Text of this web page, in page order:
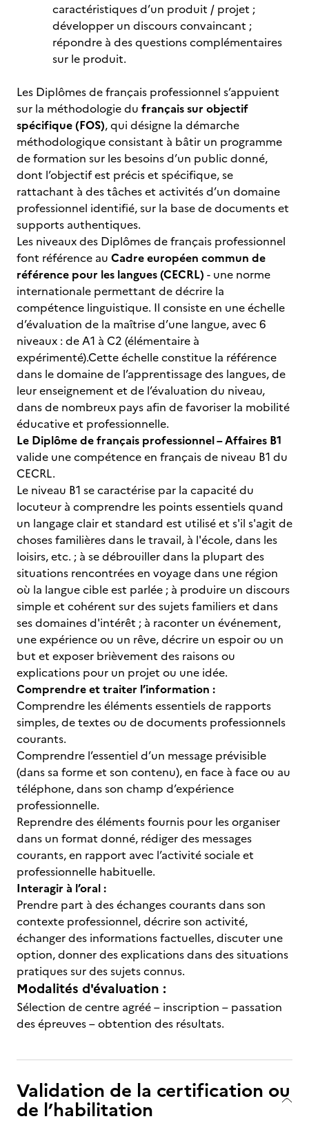
caractéristiques d’un produit / projet ;
développer un discours convaincant ;
répondre à des questions complémentaires
sur le produit.
Les Diplômes de français professionnel s’appuient
sur la méthodologie du français sur objectif
spécifique (FOS), qui désigne la démarche
méthodologique consistant à bâtir un programme
de formation sur les besoins d’un public donné,
dont l’objectif est précis et spécifique, se
rattachant à des tâches et activités d’un domaine
professionnel identifié, sur la base de documents et
supports authentiques.
Les niveaux des Diplômes de français professionnel
font référence au Cadre européen commun de
référence pour les langues (CECRL) - une norme
internationale permettant de décrire la
compétence linguistique. Il consiste en une échelle
d’évaluation de la maîtrise d’une langue, avec 6
niveaux : de A1 à C2 (élémentaire à
expérimenté).Cette échelle constitue la référence
dans le domaine de l’apprentissage des langues, de
leur enseignement et de l’évaluation du niveau,
dans de nombreux pays afin de favoriser la mobilité
éducative et professionnelle.
Le Diplôme de français professionnel – Affaires B1
valide une compétence en français de niveau B1 du
CECRL.
Le niveau B1 se caractérise par la capacité du
locuteur à comprendre les points essentiels quand
un langage clair et standard est utilisé et s'il s'agit de
choses familières dans le travail, à l'école, dans les
loisirs, etc. ; à se débrouiller dans la plupart des
situations rencontrées en voyage dans une région
où la langue cible est parlée ; à produire un discours
simple et cohérent sur des sujets familiers et dans
ses domaines d'intérêt ; à raconter un événement,
une expérience ou un rêve, décrire un espoir ou un
but et exposer brièvement des raisons ou
explications pour un projet ou une idée.
Comprendre et traiter l’information :
Comprendre les éléments essentiels de rapports
simples, de textes ou de documents professionnels
courants.
Comprendre l’essentiel d’un message prévisible
(dans sa forme et son contenu), en face à face ou au
téléphone, dans son champ d’expérience
professionnelle.
Reprendre des éléments fournis pour les organiser
dans un format donné, rédiger des messages
courants, en rapport avec l’activité sociale et
professionnelle habituelle.
Interagir à l’oral :
Prendre part à des échanges courants dans son
contexte professionnel, décrire son activité,
échanger des informations factuelles, discuter une
option, donner des explications dans des situations
pratiques sur des sujets connus.
Modalités d'évaluation :
Sélection de centre agréé – inscription – passation
des épreuves – obtention des résultats.
Validation de la certification ou
de l’habilitation